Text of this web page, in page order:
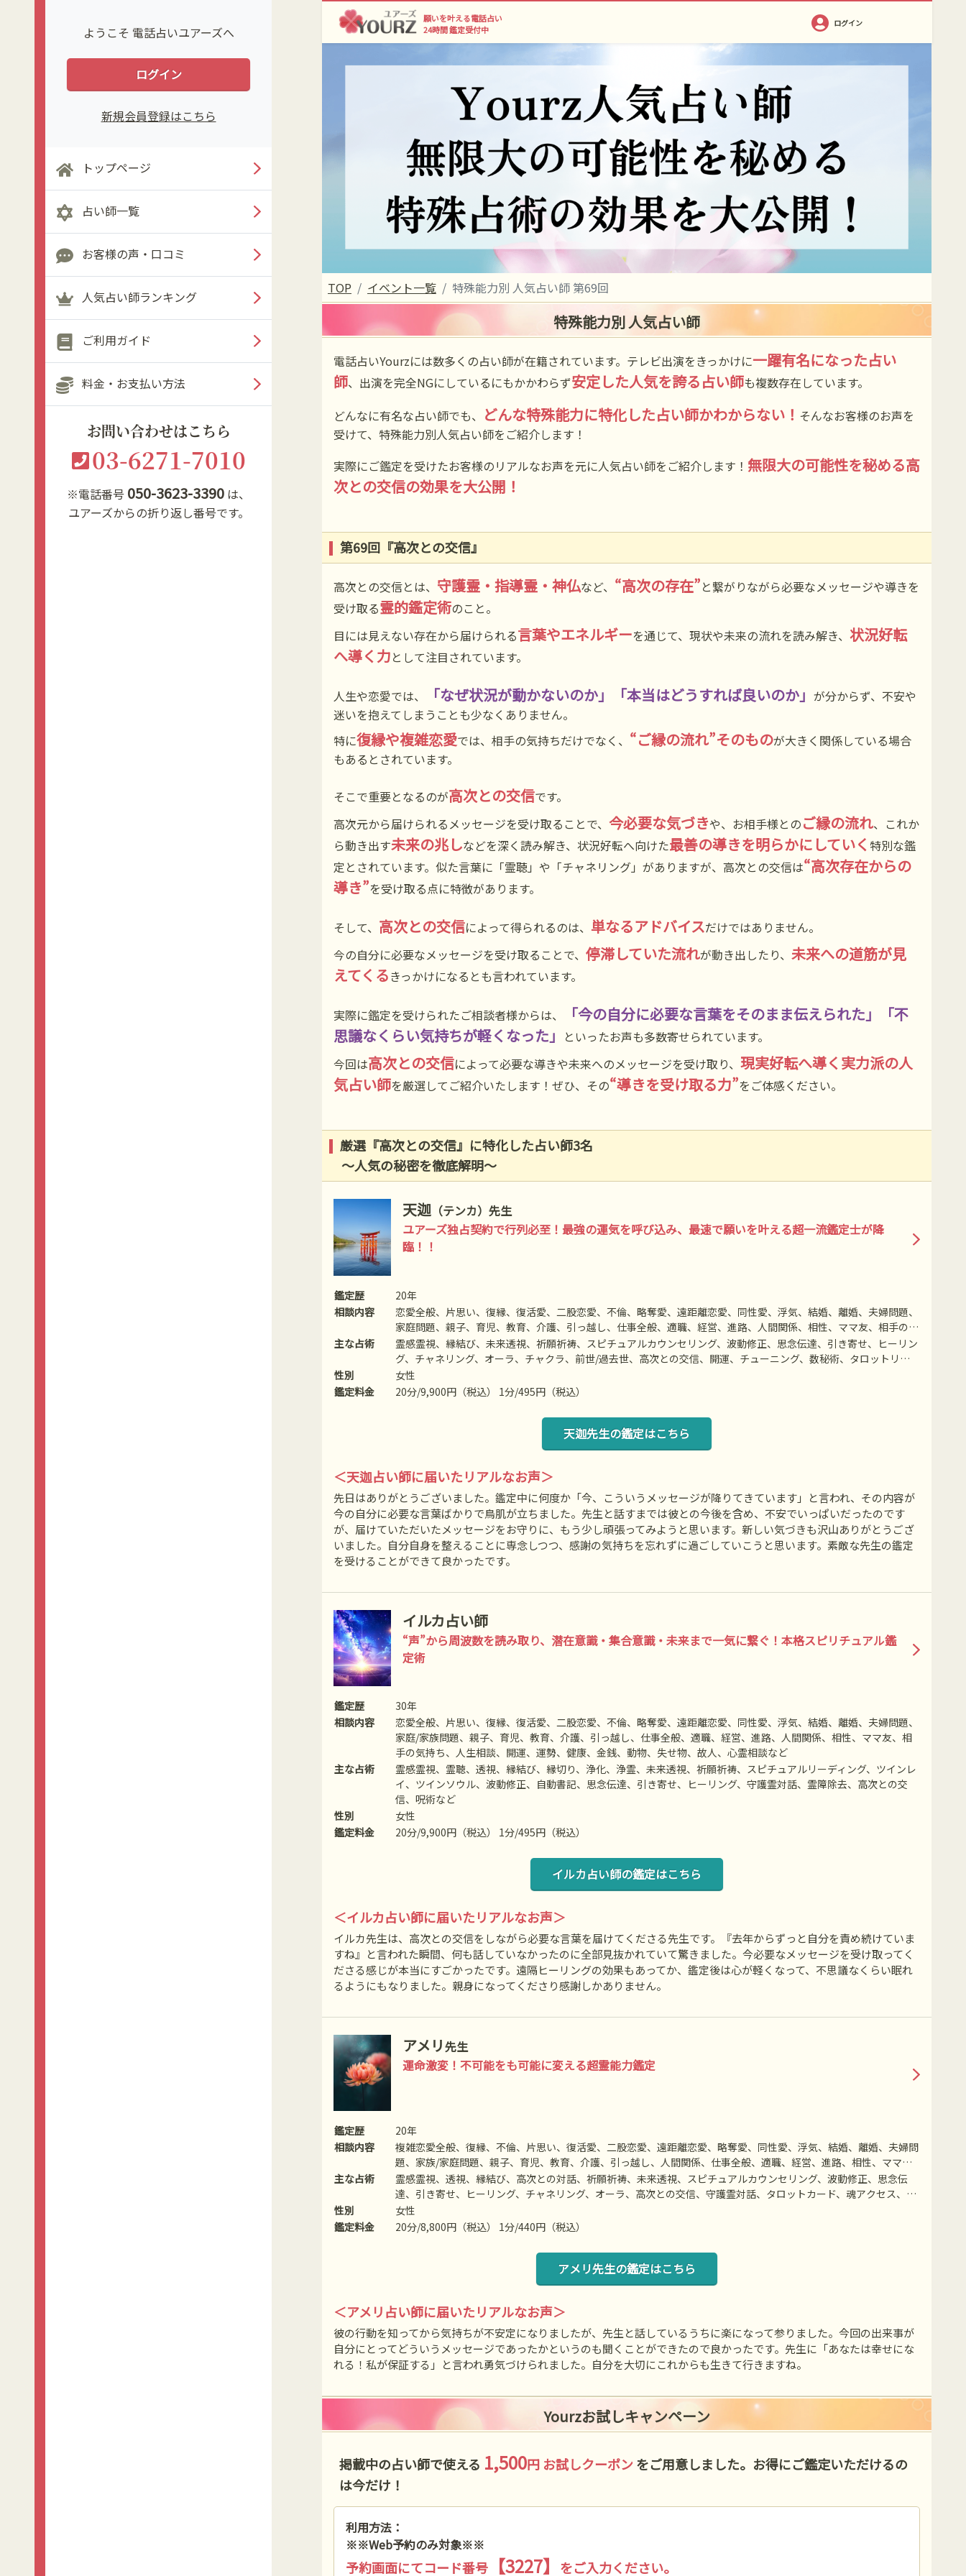
ようこそ 電話占いユアーズへ
ログイン
新規会員登録はこちら
トップページ
占い師一覧
お客様の声・口コミ
人気占い師ランキング
ご利用ガイド
料金・お支払い方法
お問い合わせはこちら
03-6271-7010
※電話番号 050-3623-3390 は、
ユアーズからの折り返し番号です。
願いを叶える電話占い
24時間 鑑定受付中
ログイン
TOP イベント一覧 特殊能力別 人気占い師 第69回
特殊能力別 人気占い師
電話占いYourzには数多くの占い師が在籍されています。テレビ出演をきっかけに一躍有名になった占い
師、出演を完全NGにしているにもかかわらず安定した人気を誇る占い師も複数存在しています。
どんなに有名な占い師でも、 どんな特殊能力に特化した占い師かわからない！ そんなお客様のお声を
受けて、特殊能力別人気占い師をご紹介します！
実際にご鑑定を受けたお客様のリアルなお声を元に人気占い師をご紹介します！ 無限大の可能性を秘める高
次との交信の効果を大公開！
第69回『高次との交信』
高次との交信とは、 守護霊・指導霊・神仏など、 “高次の存在”と繋がりながら必要なメッセージや導きを
受け取る霊的鑑定術のこと。
目には見えない存在から届けられる言葉やエネルギーを通じて、現状や未来の流れを読み解き、 状況好転
へ導く力として注目されています。
人生や恋愛では、 「なぜ状況が動かないのか」「本当はどうすれば良いのか」 が分からず、不安や
迷いを抱えてしまうことも少なくありません。
特に復縁や複雑恋愛では、相手の気持ちだけでなく、 “ご縁の流れ”そのものが大きく関係している場合
もあるとされています。
そこで重要となるのが高次との交信です。
高次元から届けられるメッセージを受け取ることで、 今必要な気づきや、お相手様とのご縁の流れ、これか
ら動き出す未来の兆しなどを深く読み解き、状況好転へ向けた最善の導きを明らかにしていく 特別な鑑
定とされています。似た言葉に「霊聴」や「チャネリング」がありますが、高次との交信は“高次存在からの
導き”を受け取る点に特徴があります。
そして、 高次との交信によって得られるのは、 単なるアドバイスだけではありません。
今の自分に必要なメッセージを受け取ることで、 停滞していた流れが動き出したり、 未来への道筋が見
えてくるきっかけになるとも言われています。
実際に鑑定を受けられたご相談者様からは、
「今の自分に必要な言葉をそのまま伝えられた」「不
思議なくらい気持ちが軽くなった」
といったお声も多数寄せられています。
今回は高次との交信によって必要な導きや未来へのメッセージを受け取り、 現実好転へ導く実力派の人
気占い師を厳選してご紹介いたします！ぜひ、その“導きを受け取る力”をご体感ください。
厳選『高次との交信』に特化した占い師3名
～人気の秘密を徹底解明～
天迦 （テンカ）先生
ユアーズ独占契約で行列必至！最強の運気を呼び込み、最速で願いを叶える超一流鑑定士が降
臨！！
鑑定歴
20年
相談内容
恋愛全般、片思い、復縁、復活愛、二股恋愛、不倫、略奪愛、遠距離恋愛、同性愛、浮気、結婚、離婚、夫婦問題、
家庭問題、親子、育児、教育、介護、引っ越し、仕事全般、適職、経営、進路、人間関係、相性、ママ友、相手の気
持ち、人生相談、開運、運勢、健康、金銭など
主な占術
霊感霊視、縁結び、未来透視、祈願祈祷、スピチュアルカウンセリング、波動修正、思念伝達、引き寄せ、ヒーリン
グ、チャネリング、オーラ、チャクラ、前世/過去世、高次との交信、開運、チューニング、数秘術、タロットリー
ディング、オラクルカードリーディング、エネルギーヒーリング、エネルギー注入、特殊占術など
性別
女性
鑑定料金
20分/9,900円（税込） 1分/495円（税込）
天迦先生の鑑定はこちら
＜天迦占い師に届いたリアルなお声＞
先日はありがとうございました。鑑定中に何度か「今、こういうメッセージが降りてきています」と言われ、その内容が
今の自分に必要な言葉ばかりで鳥肌が立ちました。先生と話すまでは彼との今後を含め、不安でいっぱいだったのです
が、届けていただいたメッセージをお守りに、もう少し頑張ってみようと思います。新しい気づきも沢山ありがとうござ
いました。自分自身を整えることに専念しつつ、感謝の気持ちを忘れずに過ごしていこうと思います。素敵な先生の鑑定
を受けることができて良かったです。
イルカ占い師
“声”から周波数を読み取り、潜在意識・集合意識・未来まで一気に繋ぐ！本格スピリチュアル鑑
定術
鑑定歴
30年
相談内容
恋愛全般、片思い、復縁、復活愛、二股恋愛、不倫、略奪愛、遠距離恋愛、同性愛、浮気、結婚、離婚、夫婦問題、
家庭/家族問題、親子、育児、教育、介護、引っ越し、仕事全般、適職、経営、進路、人間関係、相性、ママ友、相
手の気持ち、人生相談、開運、運勢、健康、金銭、動物、失せ物、故人、心霊相談など
主な占術
霊感霊視、霊聴、透視、縁結び、縁切り、浄化、浄霊、未来透視、祈願祈祷、スピチュアルリーディング、ツインレ
イ、ツインソウル、波動修正、自動書記、思念伝達、引き寄せ、ヒーリング、守護霊対話、霊障除去、高次との交
信、呪術など
性別
女性
鑑定料金
20分/9,900円（税込） 1分/495円（税込）
イルカ占い師の鑑定はこちら
＜イルカ占い師に届いたリアルなお声＞
イルカ先生は、高次との交信をしながら必要な言葉を届けてくださる先生です。『去年からずっと自分を責め続けていま
すね』と言われた瞬間、何も話していなかったのに全部見抜かれていて驚きました。今必要なメッセージを受け取ってく
ださる感じが本当にすごかったです。遠隔ヒーリングの効果もあってか、鑑定後は心が軽くなって、不思議なくらい眠れ
るようにもなりました。親身になってくださり感謝しかありません。
アメリ先生
運命激変！不可能をも可能に変える超霊能力鑑定
鑑定歴
20年
相談内容
複雑恋愛全般、復縁、不倫、片思い、復活愛、二股恋愛、遠距離恋愛、略奪愛、同性愛、浮気、結婚、離婚、夫婦問
題、家族/家庭問題、親子、育児、教育、介護、引っ越し、人間関係、仕事全般、適職、経営、進路、相性、ママ
友、相手の気持ち、人生相談、開運、運勢、健康、金銭、動物、故人、失せ物、心霊相談など
主な占術
霊感霊視、透視、縁結び、高次との対話、祈願祈祷、未来透視、スピチュアルカウンセリング、波動修正、思念伝
達、引き寄せ、ヒーリング、チャネリング、オーラ、高次との交信、守護霊対話、タロットカード、魂アクセス、遠
隔ヒーリング、アニマルコミニケーションなど
性別
女性
鑑定料金
20分/8,800円（税込） 1分/440円（税込）
アメリ先生の鑑定はこちら
＜アメリ占い師に届いたリアルなお声＞
彼の行動を知ってから気持ちが不安定になりましたが、先生と話しているうちに楽になって参りました。今回の出来事が
自分にとってどういうメッセージであったかというのも聞くことができたので良かったです。先生に「あなたは幸せにな
れる！私が保証する」と言われ勇気づけられました。自分を大切にこれからも生きて行きますね。
Yourzお試しキャンペーン
掲載中の占い師で使える 1,500円 お試しクーポンをご用意しました。お得にご鑑定いただけるの
は今だけ！
利用方法：
※※Web予約のみ対象※※
予約画面にてコード番号 【3227】 をご入力ください。